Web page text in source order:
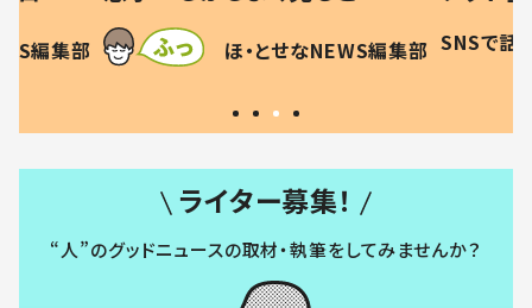
した母の投稿
！」「現行
せなNEWS編集部
食”を作り続ける理由とは #令
和の親 #令和の子
SNSで話題 ほ・とせなNEWS編集部
ライター募集！
“人”のグッドニュースの取材・執筆をしてみませんか？